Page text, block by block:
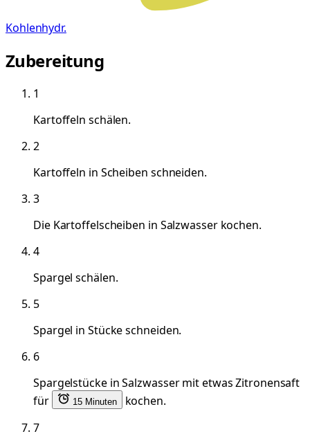
Kohlenhydr.
Zubereitung
1
Kartoffeln schälen.
2
Kartoffeln in Scheiben schneiden.
3
Die Kartoffelscheiben in Salzwasser kochen.
4
Spargel schälen.
5
Spargel in Stücke schneiden.
6
Spargelstücke in Salzwasser mit etwas Zitronensaft
für
15 Minuten
kochen.
7